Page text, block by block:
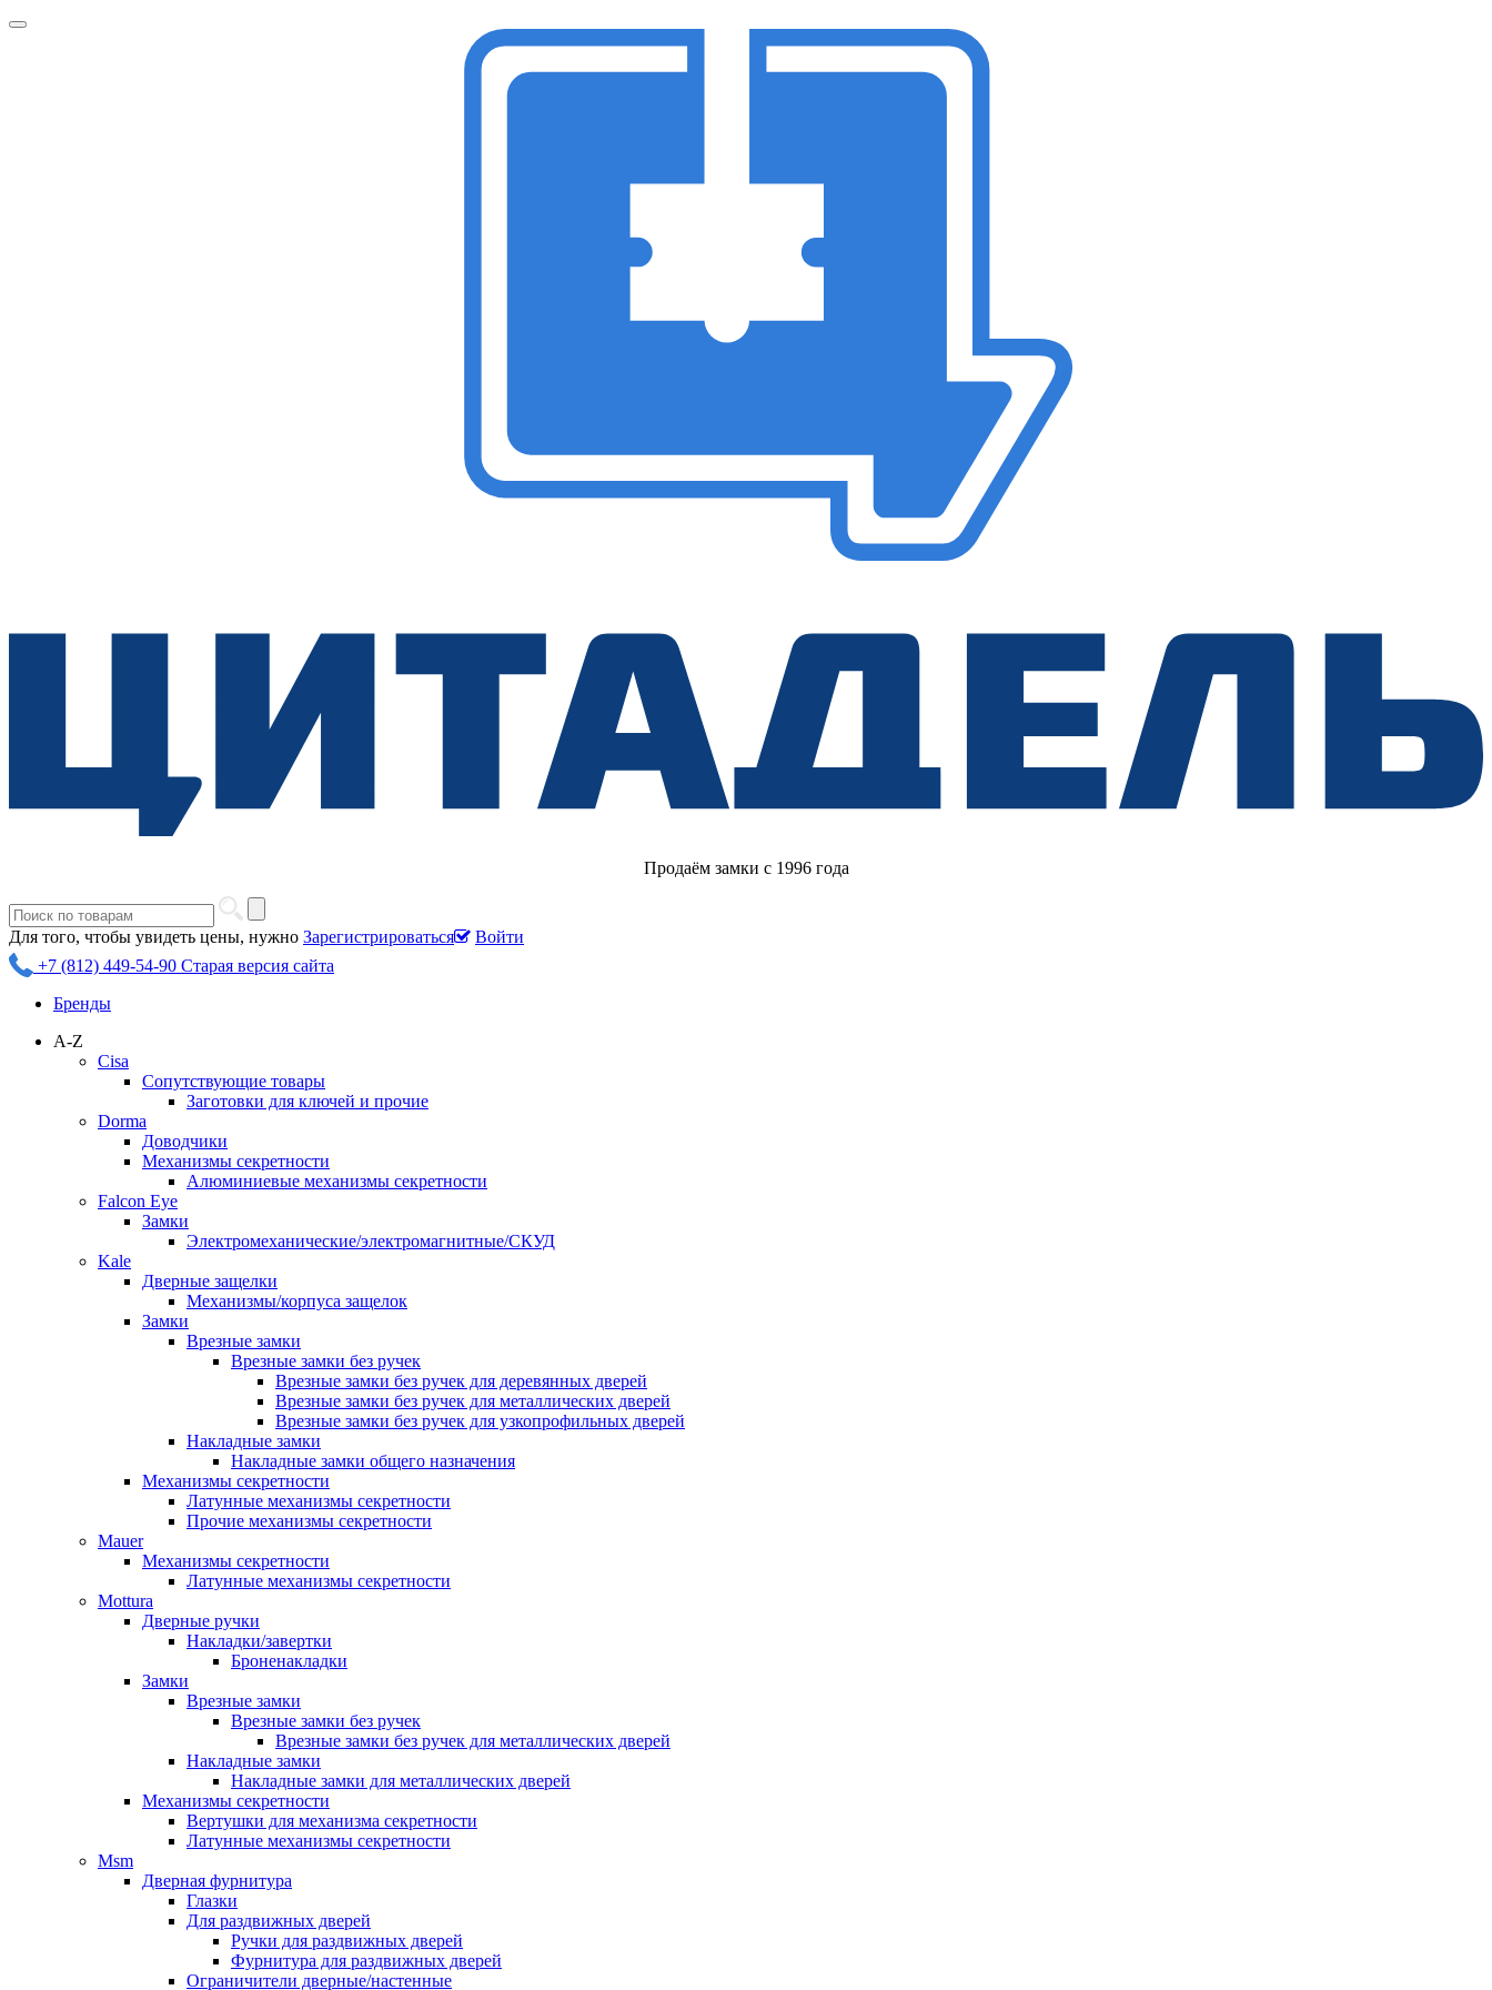
Продаём замки с 1996 года
Для того, чтобы увидеть цены, нужно Зарегистрироваться
Войти
+7 (812) 449-54-90 Старая версия сайта
Бренды
A-Z
Cisa
Сопутствующие товары
Заготовки для ключей и прочие
Dorma
Доводчики
Механизмы секретности
Алюминиевые механизмы секретности
Falcon Eye
Замки
Электромеханические/электромагнитные/СКУД
Kale
Дверные защелки
Механизмы/корпуса защелок
Замки
Врезные замки
Врезные замки без ручек
Врезные замки без ручек для деревянных дверей
Врезные замки без ручек для металлических дверей
Врезные замки без ручек для узкопрофильных дверей
Накладные замки
Накладные замки общего назначения
Механизмы секретности
Латунные механизмы секретности
Прочие механизмы секретности
Mauer
Механизмы секретности
Латунные механизмы секретности
Mottura
Дверные ручки
Накладки/завертки
Броненакладки
Замки
Врезные замки
Врезные замки без ручек
Врезные замки без ручек для металлических дверей
Накладные замки
Накладные замки для металлических дверей
Механизмы секретности
Вертушки для механизма секретности
Латунные механизмы секретности
Msm
Дверная фурнитура
Глазки
Для раздвижных дверей
Ручки для раздвижных дверей
Фурнитура для раздвижных дверей
Ограничители дверные/настенные